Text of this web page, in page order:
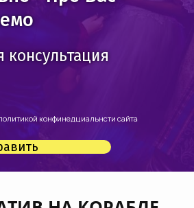
консультация
конфинедциальнсти сайта